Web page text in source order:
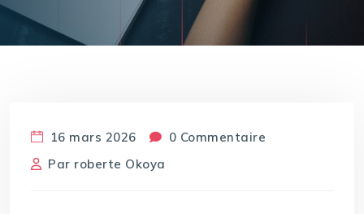
16 mars 2026
0 Commentaire
Par roberte Okoya